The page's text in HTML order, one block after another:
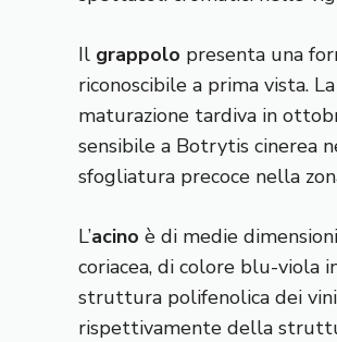
Il grappolo presenta una
riconoscibile a prima vista.
maturazione tardiva in
sensibile a Botrytis cinerea
sfogliatura precoce nella
L’acino è di medie
coriacea, di colore blu-viola
struttura polifenolica dei vini
rispettivamente della